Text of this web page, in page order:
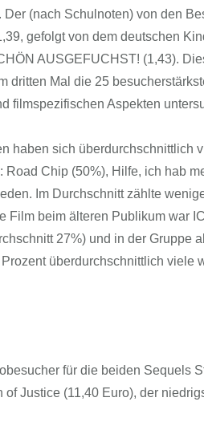
(nach Schulnoten) von den
gefolgt von dem deutschen
AUSGEFUCHST! (1,43).
dritten Mal die 25
filmspezifischen Aspekten
haben sich überdurchschnittlich
Chip (50%), Hilfe, ich hab
Im Durchschnitt zählte
Film beim älteren Publikum war
27%) und in der Gruppe
überdurchschnittlich viele
für die beiden Sequels
Justice (11,40 Euro), der